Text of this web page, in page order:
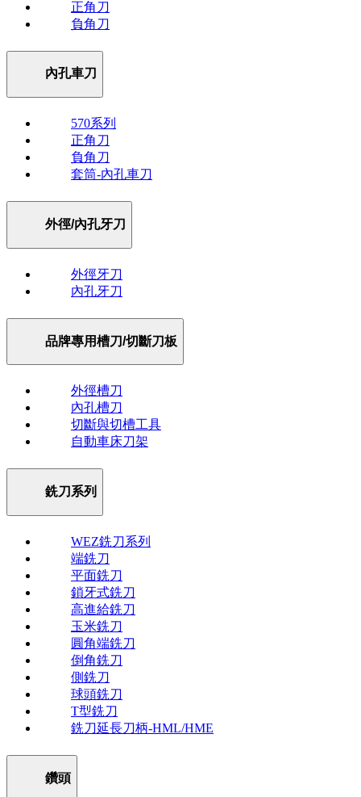
正角刀
負角刀
內孔車刀
570系列
正角刀
負角刀
套筒-內孔車刀
外徑/內孔牙刀
外徑牙刀
內孔牙刀
品牌專用槽刀/切斷刀板
外徑槽刀
內孔槽刀
切斷與切槽工具
自動車床刀架
銑刀系列
WEZ銑刀系列
端銑刀
平面銑刀
鎖牙式銑刀
高進給銑刀
玉米銑刀
圓角端銑刀
倒角銑刀
側銑刀
球頭銑刀
T型銑刀
銑刀延長刀柄-HML/HME
鑽頭